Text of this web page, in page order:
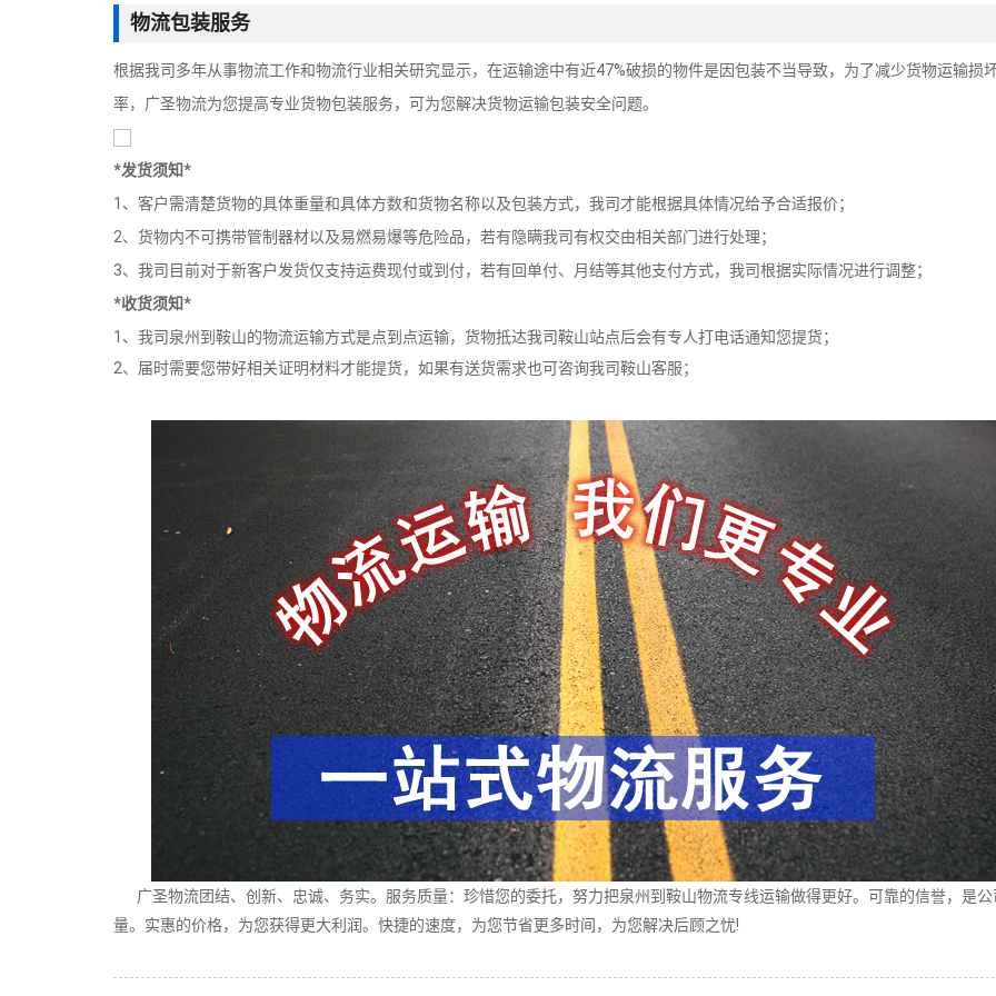
物流包装服务
根据我司多年从事物流工作和物流行业相关研究显示，在运输途中有近47%破损的物件是因包装不当导致，为了减少货物运输损
率，广圣物流为您提高专业货物包装服务，可为您解决货物运输包装安全问题。
*发货须知*
1、客户需清楚货物的具体重量和具体方数和货物名称以及包装方式，我司才能根据具体情况给予合适报价；
2、货物内不可携带管制器材以及易燃易爆等危险品，若有隐瞒我司有权交由相关部门进行处理；
3、我司目前对于新客户发货仅支持运费现付或到付，若有回单付、月结等其他支付方式，我司根据实际情况进行调整；
*收货须知*
1、我司泉州到鞍山的物流运输方式是点到点运输，货物抵达我司鞍山站点后会有专人打电话通知您提货；
2、届时需要您带好相关证明材料才能提货，如果有送货需求也可咨询我司鞍山客服；
广圣物流团结、创新、忠诚、务实。服务质量：珍惜您的委托，努力把泉州到鞍山物流专线运输做得更好。可靠的信誉，是公
量。实惠的价格，为您获得更大利润。快捷的速度，为您节省更多时间，为您解决后顾之忧!